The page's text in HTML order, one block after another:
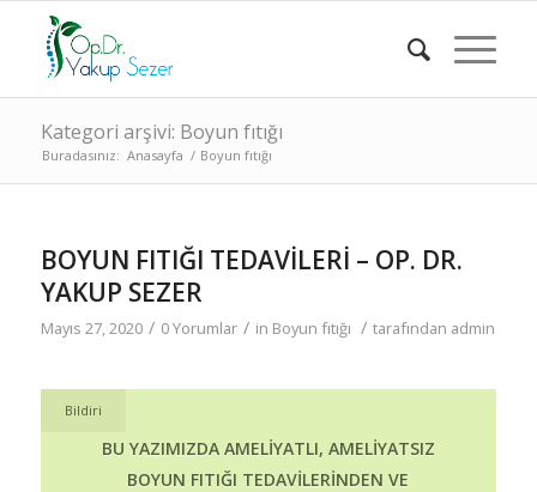
Kategori arşivi: Boyun fıtığı
Buradasınız: Anasayfa / Boyun fıtığı
BOYUN FITIĞI TEDAVİLERİ – OP. DR.
YAKUP SEZER
Mayıs 27, 2020 / 0 Yorumlar / in Boyun fıtığı / tarafından admin
Bildiri
BU YAZIMIZDA AMELIYATLI, AMELIYATSIZ
BOYUN FITIĞI TEDAVILERINDEN VE